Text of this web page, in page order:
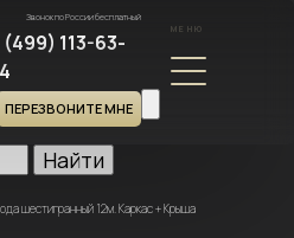
Звонок по России бесплатный
(499) 113-63-
ПЕРЕЗВОНИТЕ МНЕ
МЕНЮ
Найти
шестигранный 12м. Каркас + Крыша